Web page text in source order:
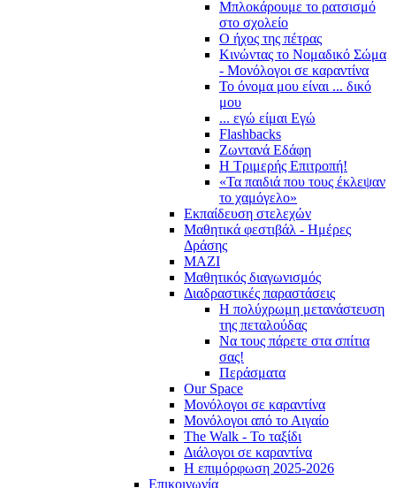
Μπλοκάρουμε το ρατσισμό
στο σχολείο
Ο ήχος της πέτρας
Κινώντας το Νομαδικό Σώμα
- Μονόλογοι σε καραντίνα
Το όνομα μου είναι ... δικό
μου
... εγώ είμαι Εγώ
Flashbacks
Ζωντανά Εδάφη
Η Τριμερής Επιτροπή!
«Τα παιδιά που τους έκλεψαν
το χαμόγελο»
Εκπαίδευση στελεχών
Μαθητικά φεστιβάλ - Ημέρες
Δράσης
ΜΑΖΙ
Μαθητικός διαγωνισμός
Διαδραστικές παραστάσεις
Η πολύχρωμη μετανάστευση
της πεταλούδας
Να τους πάρετε στα σπίτια
σας!
Περάσματα
Our Space
Μονόλογοι σε καραντίνα
Μονόλογοι από το Αιγαίο
The Walk - Το ταξίδι
Διάλογοι σε καραντίνα
Η επιμόρφωση 2025-2026
Επικοινωνία